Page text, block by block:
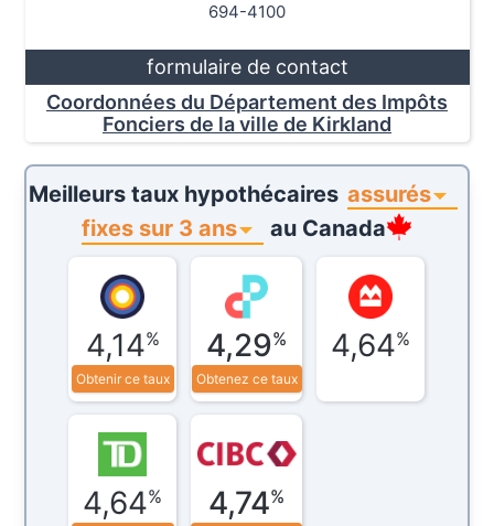
694-4100
formulaire de contact
Coordonnées du Département des Impôts
Fonciers de la ville de Kirkland
Meilleurs taux hypothécaires assurés
fixes sur 3 ans
au Canada
4,14%
Obtenir ce taux
4,29%
Obtenez ce taux
4,64%
4,64% 4,74%